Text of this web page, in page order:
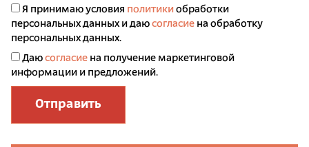
Я принимаю условия политики обработки
персональных данных и даю согласие на обработку
персональных данных.
Даю согласие на получение маркетинговой
информации и предложений.
Отправить